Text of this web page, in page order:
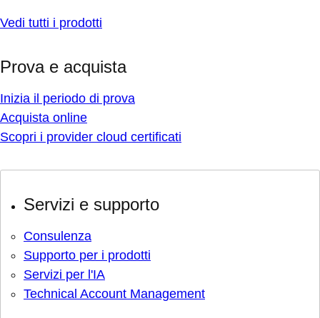
Vedi tutti i prodotti
Prova e acquista
Inizia il periodo di prova
Acquista online
Scopri i provider cloud certificati
Servizi e supporto
Consulenza
Supporto per i prodotti
Servizi per l'IA
Technical Account Management